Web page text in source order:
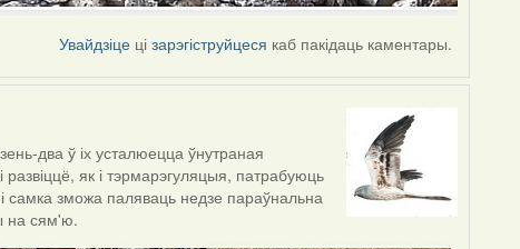
Увайдзіце цізарэгіструйцеся каб пакідаць каментары.
два ў іх усталюецца ўнутраная
як і тэрмарэгуляцыя, патрабуюць
самка зможа паляваць недзе параўнальна
на сям'ю.